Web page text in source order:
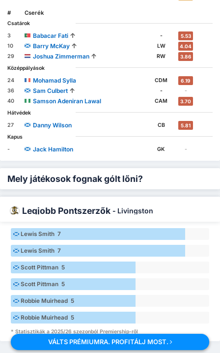
# Cserék
Csatárok
3
Babacar Fati ↑ - 5.53
10 Barry McKay ↑ LW 4.04
29 Joshua Zimmerman ↑ RW 3.86
Középpályások
24
Mohamad Sylla CDM 6.19
36 Sam Culbert ↑ -
-
40
Samson Adeniran Lawal CAM 3.70
Hátvédek
27
Danny Wilson CB 5.81
Kapus
-
Jack Hamilton GK -
Mely játékosok fognak gólt lőni?
Legjobb Pontszerzők - Livingston
Lewis Smith 7
Lewis Smith 7
Scott Pittman 5
Scott Pittman 5
Robbie Muirhead 5
Robbie Muirhead 5
* Statisztikák a 2025/26 szezonból Premiership-ről
VÁLTS PRÉMIUMRA. PROFITÁLJ MOST.